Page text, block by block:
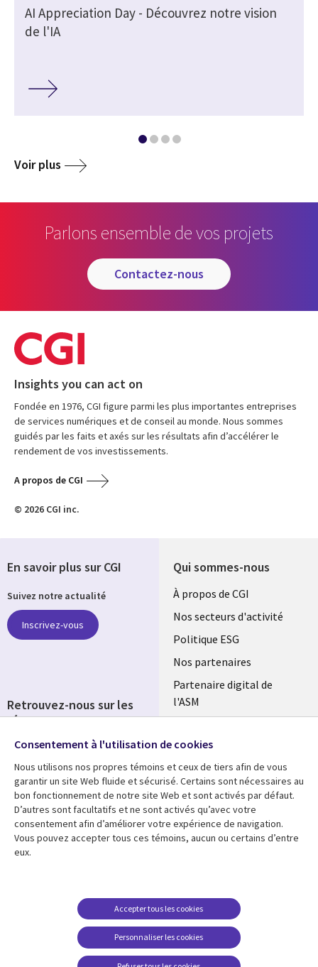
AI Appreciation Day - Découvrez notre vision
de l'IA
Voir plus
Parlons ensemble de vos projets
contactez-nous
Insights you can act on
Fondée en 1976, CGI figure parmi les plus importantes entreprises
de services numériques et de conseil au monde. Nous sommes
guidés par les faits et axés sur les résultats afin d’accélérer le
rendement de vos investissements.
A propos de CGI
© 2026 CGI inc.
Qui sommes-nous
Useful
links
FRANCE
À propos de CGI
Nos secteurs d'activité
Politique ESG
Nos partenaires
Partenaire digital de
l'ASM
Fusions
Ressources
Library
Links
Articles
Blog
Support
Legal
Accessibilité
conditions juridiques
FAQ Carrières
Centre de gestion des
témoins
En savoir plus sur CGI
Suivez notre actualité
Inscrivez-vous
Retrouvez-nous sur les
réseaux
Social
Media
FRANCE
Consentement à l'utilisation de cookies
Nous utilisons nos propres témoins et ceux de tiers afin de vous
garantir un site Web fluide et sécurisé. Certains sont nécessaires au
bon fonctionnement de notre site Web et sont activés par défaut.
D’autres sont facultatifs et ne sont activés qu’avec votre
consentement afin d’améliorer votre expérience de navigation.
Vous pouvez accepter tous ces témoins, aucun ou certains d’entre
eux.
Personnaliser les cookies
Accepter tous les cookies